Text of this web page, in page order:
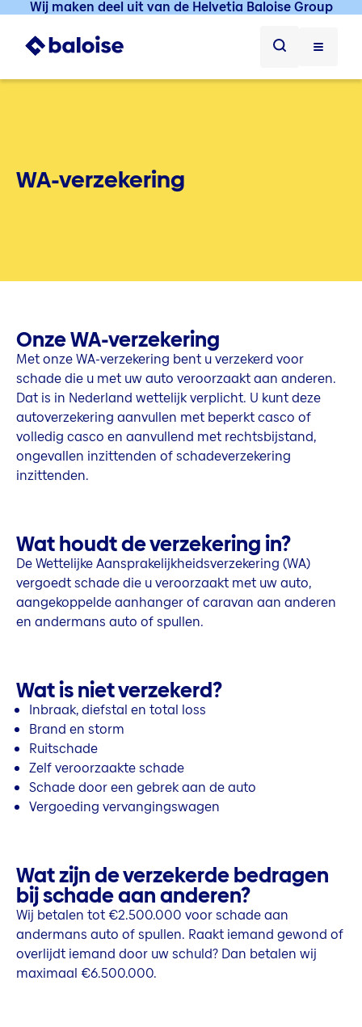
Wij maken deel uit van de Helvetia Baloise Group
WA-verzekering
Onze WA-verzekering
Met onze WA-verzekering bent u verzekerd voor
schade die u met uw auto veroorzaakt aan anderen.
Dat is in Nederland wettelijk verplicht. U kunt deze
autoverzekering aanvullen met beperkt casco of
volledig casco en aanvullend met rechtsbijstand,
ongevallen inzittenden of schadeverzekering
inzittenden.
Wat houdt de verzekering in?
De Wettelijke Aansprakelijkheidsverzekering (WA)
vergoedt schade die u veroorzaakt met uw auto,
aangekoppelde aanhanger of caravan aan anderen
en andermans auto of spullen.
Wat is niet verzekerd?
Inbraak, diefstal en total loss
Brand en storm
Ruitschade
Zelf veroorzaakte schade
Schade door een gebrek aan de auto
Vergoeding vervangingswagen
Wat zijn de verzekerde bedragen
bij schade aan anderen?
Wij betalen tot €2.500.000 voor schade aan
andermans auto of spullen. Raakt iemand gewond of
overlijdt iemand door uw schuld? Dan betalen wij
maximaal €6.500.000.